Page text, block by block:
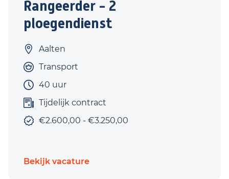
Rangeerder - 2
ploegendienst
Aalten
Transport
40 uur
Tijdelijk contract
€2.600,00 - €3.250,00
Bekijk vacature